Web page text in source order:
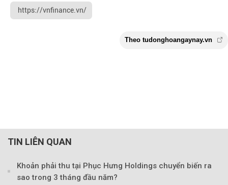
https://vnfinance.vn/
TIN LIÊN QUAN
Khoản phải thu tại Phục Hưng Holdings chuyển biến ra
sao trong 3 tháng đầu năm?